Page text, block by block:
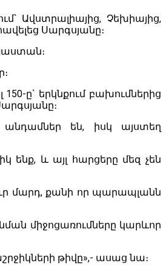
Ավստրալիայից, Չեխիայից,
Սարգսյանը։
ը` երկնքում բախումներից
անդամներ են, իսկ այստեղ
ենք, և այլ հարցերը մեզ չեն
մարդ, քանի որ պարապլանն
միջոցառումները կարևոր
թիվը»,- ասաց նա։